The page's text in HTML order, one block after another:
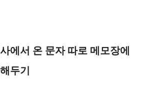
에서 온 문자 따로 메모장에
두기